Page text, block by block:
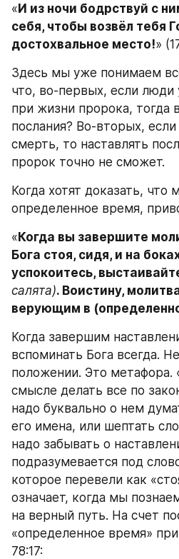
«И из ночи бодрствуй с
себя, чтобы возвёл тебя
достохвальное место!»
Здесь мы уже понимаем
что, во-первых, если люди
при жизни пророка, тогда
послания? Во-вторых,
смерть, то наставлять
пророк точно не сможет.
Когда хотят доказать, что
определенное время,
«Когда вы завершите
Бога стоя, сидя, и на
успокоитесь,
салята). Воистину,
верующим в
Когда завершим
вспоминать Бога всегда.
положении. Это метафора.
смысле делать все по
надо буквально о нем
его имена, или шептать
надо забывать о
подразумевается под
которое перевели как
означает, когда мы
на верный путь. На счет
«определенное время»
78:17: